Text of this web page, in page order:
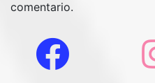
comentario.